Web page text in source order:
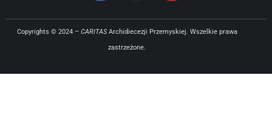
Copyrights © 2024 – CARITASArchidiecezji Przemyskiej. Wszelkie prawa
zastrzeżone.